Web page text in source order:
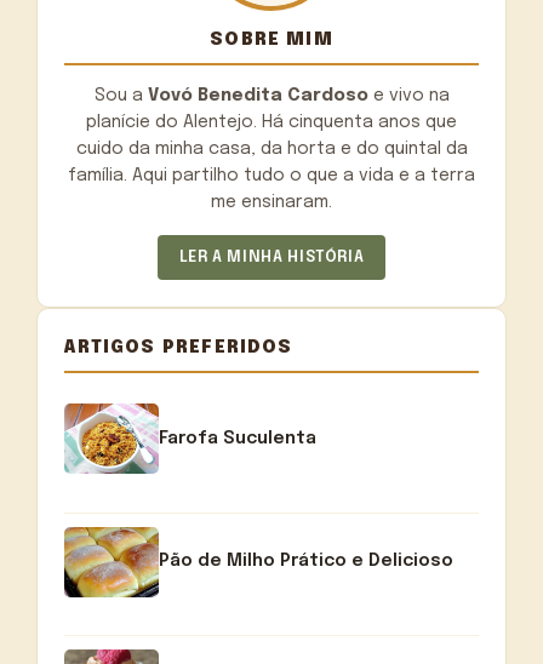
SOBRE MIM
Sou a Vovó Benedita Cardosoe vivo na
planície do Alentejo. Há cinquenta anos que
cuido da minha casa, da horta e do quintal da
família. Aqui partilho tudo o que a vida e a terra
me ensinaram.
LER A MINHA HISTÓRIA
ARTIGOS PREFERIDOS
Farofa Suculenta
Pão de Milho Prático e Delicioso